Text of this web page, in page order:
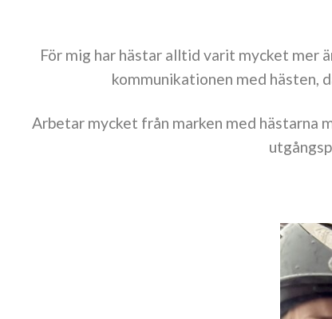
För mig har hästar alltid varit mycket mer
kommunikationen med hästen,
Arbetar mycket från marken med hästarna